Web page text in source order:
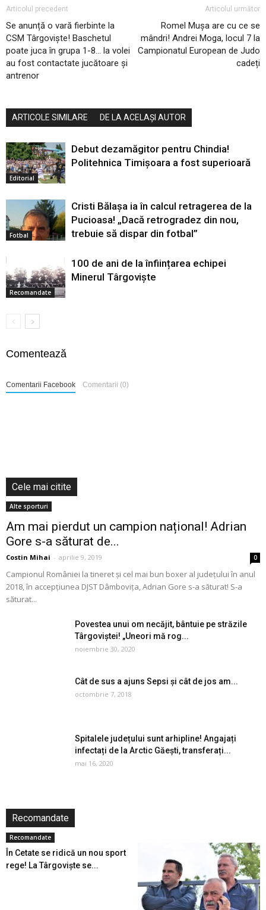
Articolul precedent
Se anunță o vară fierbinte la
CSM Târgoviște! Baschetul
poate juca în grupa 1-8… la volei
au fost contactate jucătoare și
antrenor
Articolul următor
Romel Mușa are cu ce se
mândri! Andrei Moga, locul 7 la
Campionatul European de Judo
cadeți
ARTICOLE SIMILARE DE LA ACELAȘI AUTOR
Editorial
Debut dezamăgitor pentru Chindia!
Politehnica Timișoara a fost superioară
Fotbal
Cristi Bălașa ia în calcul retragerea de la
Pucioasa! „Dacă retrogradez din nou,
trebuie să dispar din fotbal”
Recomandate
100 de ani de la înființarea echipei
Minerul Târgoviște
Comentează
Comentarii Facebook Comentarii (0)
Cele mai citite
Alte sporturi
Am mai pierdut un campion național! Adrian
Gore s-a săturat de...
Costin Mihai - aprilie 9, 2019 0
Campionul României la tineret și cel mai bun boxer al județului în anul
2018, în accepțiunea DJST Dâmbovița, Adrian Gore s-a săturat! S-a
săturat...
Povestea unui om necăjit, bântuie pe străzile
Târgoviștei! „Uneori mă rog...
noiembrie 30, 2020
Cât de sus a ajuns Sepsi și cât de jos am...
octombrie 7, 2018
Spitalele județului sunt arhipline! Angajați
infectați de la Arctic Găești, transferați...
mai 16, 2020
Recomandate
Recomandate
În Cetate se ridică un nou sport
rege! La Târgoviște se...